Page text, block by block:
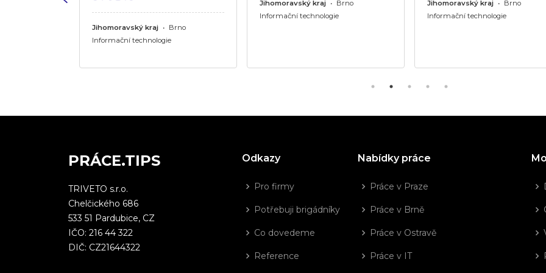
Jihomoravský kraj • Brno
Informační technologie
Jihomoravský kraj • Brno
Informační technologie
Jihomoravský kraj • Brno
Informační technologie
PRÁCE.TIPS
TRIVETO s.r.o.
Chelčického 686
533 51 Pardubice, CZ
IČO: 216 44 322
DIČ: CZ21644322
Odkazy
Pro firmy
Potřebuji brigádníky
Co dovedeme
Reference
Nabídky práce
Práce v Praze
Práce v Brně
Práce v Ostravě
Práce v IT